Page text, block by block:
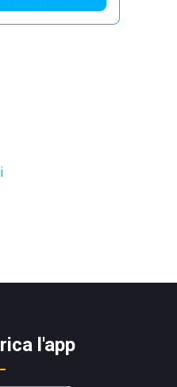
l'app